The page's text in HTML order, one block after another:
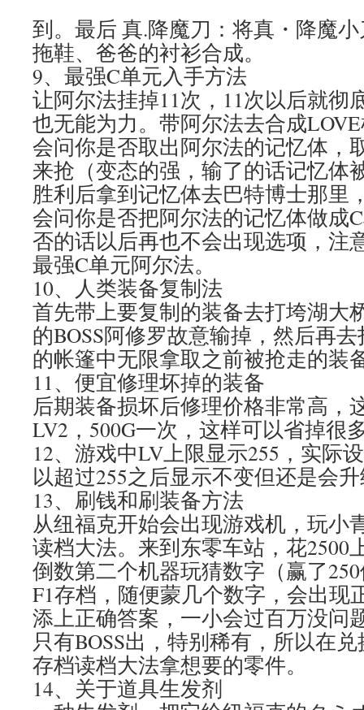
到。最后 真.降魔刀：将真・降魔
拖鞋、爸爸的衬衫合成。
9、最强C单元入手方法
让阿尔法挂掉11次，11次以后就彻
也无能为力。带阿尔法去合成
会问你是否取出阿尔法的记忆体，
来抢（变态的强，输了的话记忆体
胜利后拿到记忆体去巴特博士那里
会问你是否把阿尔法的记忆体做成
否的话以后再也不会出现选项，注
最强C单元阿尔法。
10、人类装备复制法
首先带上要复制的装备去打垮湖大
的BOSS阿修罗故意输掉，然后再
的帐篷中无限拿取之前被抢走的装
11、便宜修理坏掉的装备
后期装备损坏后修理价格非常高，
LV2，500G一次，这样可以省掉很
12、游戏中LV上限显示255，实际
以超过255之后显示不变但还是会
13、刷钱和刷装备方法
从纽福克开始会出现游戏机，玩小
读档大法。来到东零车站，花2500
倒数第二个机器玩猜数字（赢了
F1存档，随便蒙几个数字，会出现
添上正确答案，一小会过百万没问
只有BOSS出，特别稀有，所以在
存档读档大法拿想要的零件。
14、关于道具生发剂